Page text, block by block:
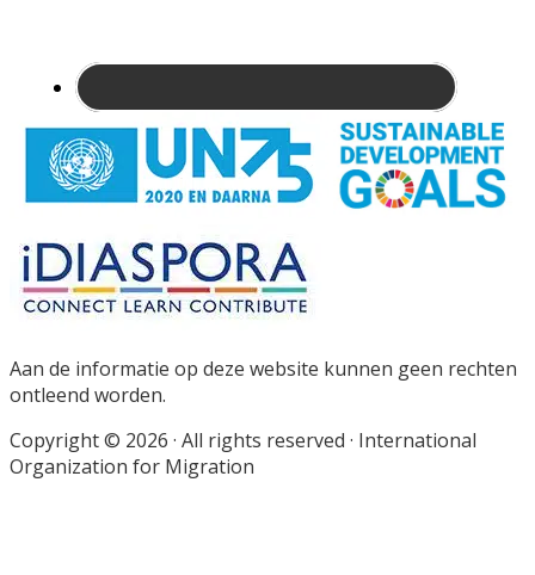
Site
Footer
Aan de informatie op deze website kunnen geen rechten
ontleend worden.
Copyright © 2026 · All rights reserved · International
Organization for Migration